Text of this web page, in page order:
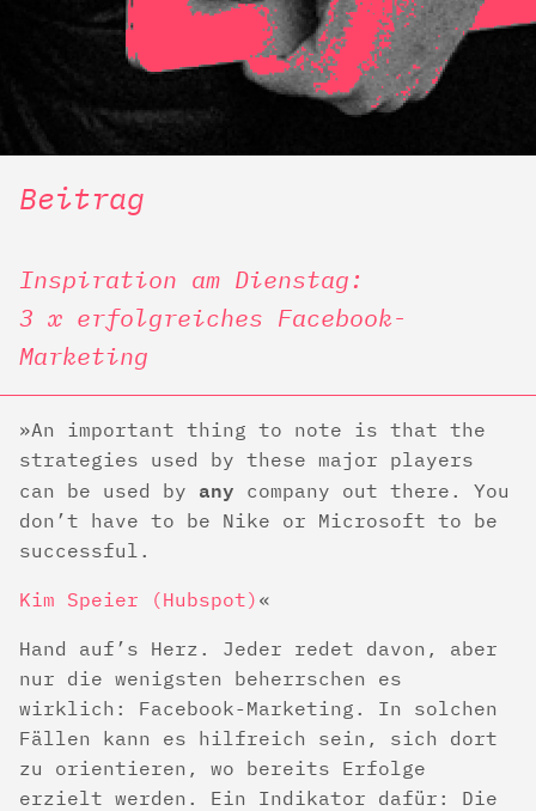
Beitrag
Inspiration am Dienstag:
3 x erfolgreiches Facebook-
Marketing
An important thing to note is that the
strategies used by these major players
can be used by any company out there. You
don’t have to be Nike or Microsoft to be
successful.
Kim Speier (Hubspot)
Hand auf’s Herz. Jeder redet davon, aber
nur die wenigsten beherrschen es
wirklich: Facebook-Marketing. In solchen
Fällen kann es hilfreich sein, sich dort
zu orientieren, wo bereits Erfolge
erzielt werden. Ein Indikator dafür: Die